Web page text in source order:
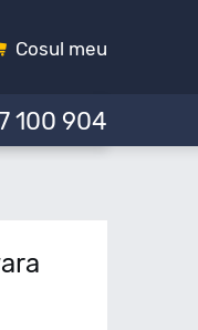
Cosul meu
100 904